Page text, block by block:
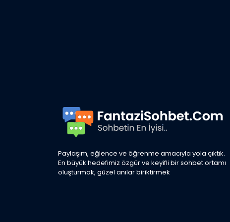
Paylaşım, eğlence ve öğrenme amacıyla yola çıktık.
En büyük hedefimiz özgür ve keyifli bir sohbet ortamı
oluşturmak, güzel anılar biriktirmek